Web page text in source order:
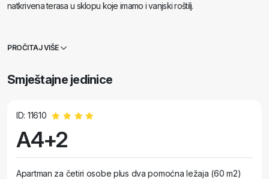
natkrivena terasa u sklopu koje imamo i vanjski roštilj.
PROČITAJ VIŠE
Smještajne jedinice
ID: 11610
A4+2
Apartman za četiri osobe plus dva pomoćna ležaja (60 m2)